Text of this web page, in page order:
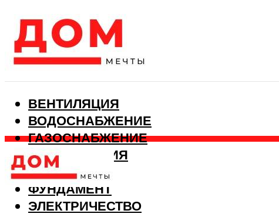
ВЕНТИЛЯЦИЯ
ВОДОСНАБЖЕНИЕ
ГАЗОСНАБЖЕНИЕ
КАНАЛИЗАЦИЯ
ОТОПЛЕНИЕ
ФУНДАМЕНТ
ЭЛЕКТРИЧЕСТВО